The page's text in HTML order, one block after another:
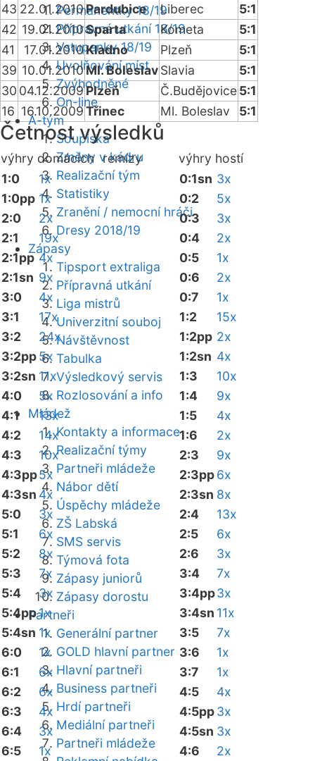
Permanentky 18/19
Přípravná utkání 18/19
Vstupenky 18/19
Uvolňování míst
Zvýhodněné
On-line
A-tým
Soupiska
Změny v kádru
Realizační tým
Statistiky
Zranění / nemocní hráči
Dresy 2018/19
Zápasy
Tipsport extraliga
Přípravná utkání
Liga mistrů
Univerzitní souboj
Návštěvnost
Tabulka
Výsledkový servis
Rozlosování a info
Mládež
Kontakty a informace
Realizační týmy
Partneři mládeže
Nábor dětí
Úspěchy mládeže
ZŠ Labská
SMS servis
Týmová fota
Zápasy juniorů
Zápasy dorostu
Partneři
Generální partner
GOLD hlavní partner
Hlavní partneři
Business partneři
Hrdí partneři
Mediální partneři
Partneři mládeže
43 22.01.2010Pardubice Liberec
5:1
42 19.01.2010Sparta Kometa
5:1
41
17.01.2010Kladno Plzeň
5:1
39 10.01.2010 Ml. BoleslavSlavia
5:1
30 04.12.2009Plzeň Č.Budějovice5:1
16 16.10.2009Třinec Ml. Boleslav 5:1
Četnost výsledků
výhry domácíchremízy výhry hostí
1:0
1x
1:0pp 1x
2:0
2x
2:1
19x
2:1pp 4x
2:1sn 9x
3:0
4x
3:1
17x
3:2
24x
3:2pp5x
3:2sn 11x
4:0
5x
4:1
13x
4:2
14x
4:3
10x
4:3pp5x
4:3sn 4x
5:0
3x
5:1
6x
5:2
8x
5:3
7x
5:4
3x
5:4pp1x
5:4sn 1x
6:0
1x
6:1
6x
6:2
6x
6:3
4x
6:4
3x
6:5
1x
0:1sn 3x
0:2
5x
0:3
3x
0:4
2x
0:5
1x
0:6
2x
0:7
1x
1:2
15x
1:2pp 2x
1:2sn 4x
1:3
10x
1:4
9x
1:5
4x
1:6
2x
2:3
9x
2:3pp6x
2:3sn 8x
2:4
13x
2:5
6x
2:6
3x
3:4
7x
3:4pp3x
3:4sn 11x
3:5
7x
3:6
1x
3:7
1x
4:5
4x
4:5pp3x
4:5sn 3x
4:6
2x